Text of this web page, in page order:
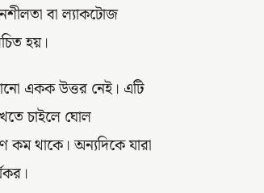
বা ল্যাকটোজ
হয়।
একক উত্তর নেই। এটি
চাইলে ঘোল
কম থাকে। অন্যদিকে যারা